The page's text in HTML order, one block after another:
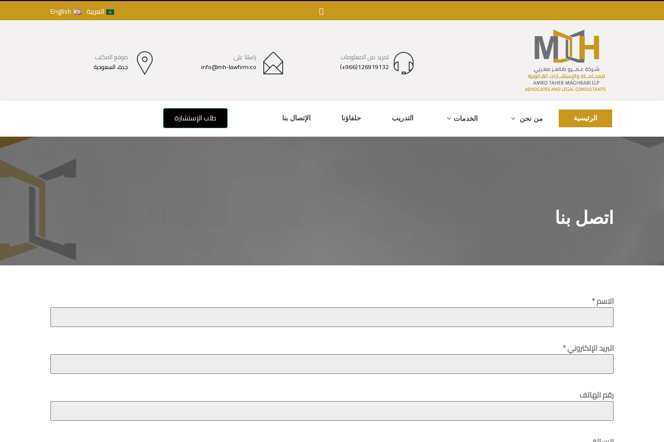
العربية English
لمزيد من المعلومات
(+966)126919132
راسلنا على
info@mh-lawfirm.co
موقع المكتب
جدة، السعودية
الرئيسية من نحن الخدمات التدريب حلفاؤنا الإتصال بنا طلب الإستشارة
اتصل بنا
الاسم*
البريد الإلكتروني*
رقم الهاتف